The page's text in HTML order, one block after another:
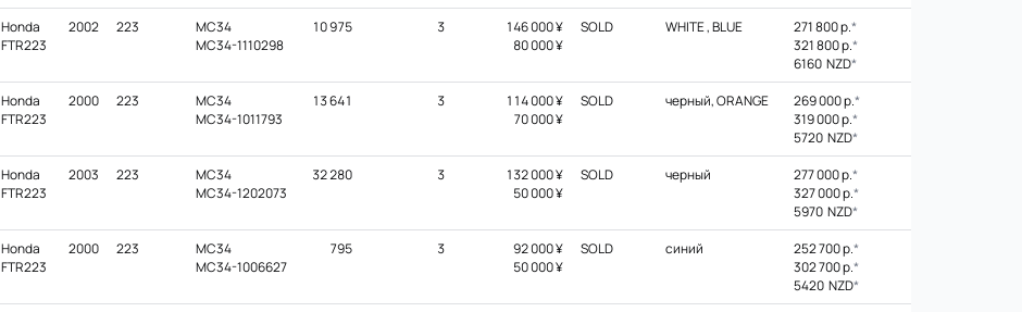
Honda
FTR223
2002 223
MC34
MC34-1110298
10 975 3
146 000 ¥
80 000 ¥
SOLD WHITE , BLUE 271 800 р.*
321 800 р.*
6160 NZD*
Honda
FTR223
2000 223
MC34
MC34-1011793
13 641 3
114 000 ¥
70 000 ¥
SOLD черный, ORANGE 269 000 р.*
319 000 р.*
5720 NZD*
Honda
FTR223
2003 223
MC34
MC34-1202073
32 280 3
132 000 ¥
50 000 ¥
SOLD черный 277 000 р.*
327 000 р.*
5970 NZD*
Honda
FTR223
2000 223
MC34
MC34-1006627
795 3
92 000 ¥
50 000 ¥
SOLD синий 252 700 р.*
302 700 р.*
5420 NZD*